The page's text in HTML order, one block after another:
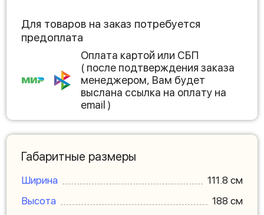
Для товаров на заказ потребуется
предоплата
Оплата картой или СБП
( после подтверждения заказа
менеджером, Вам будет
выслана ссылка на оплату на
email )
Габаритные размеры
Ширина
111.8 см
Высота
188 см